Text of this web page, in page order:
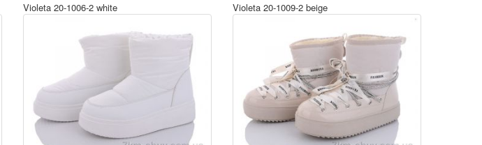
Violeta 20-1006-2 white Violeta 20-1009-2 beige